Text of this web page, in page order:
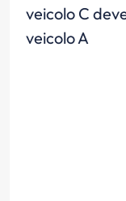
veicolo C
veicolo A